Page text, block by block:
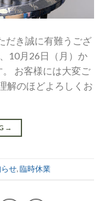
だき誠に有難うござ
10月26日（月）か
お客様には大変ご
解のほどよろしくお
→
せ,臨時休業